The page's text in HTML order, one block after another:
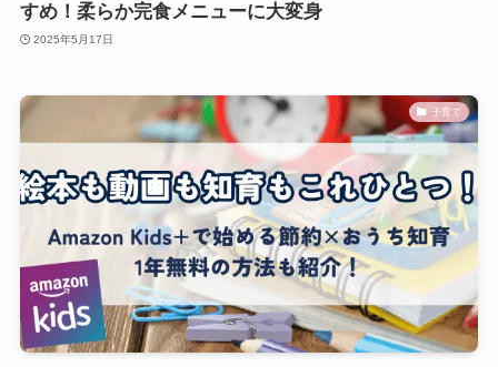
すめ！柔らか完食メニューに大変身
2025年5月17日
子育て